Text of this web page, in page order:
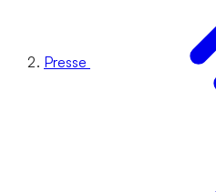
Presse